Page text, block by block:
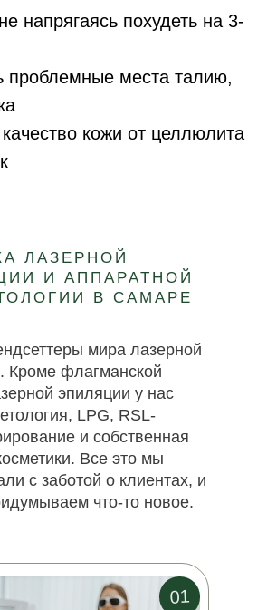
напрягаясь похудеть на 3-
проблемные места талию,
кожи от целлюлита
ЛАЗЕРНОЙ
И АППАРАТНОЙ
В САМАРЕ
мира лазерной
Кроме флагманской
эпиляции у нас
LPG, RSL-
и собственная
Все это мы
с заботой о клиентах, и
что-то новое.
01